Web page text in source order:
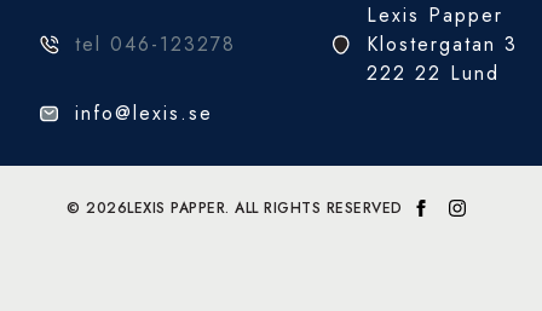
tel 046-123278
Lexis Papper
Klostergatan 3
222 22 Lund
info@lexis.se
© 2026LEXIS PAPPER. ALL RIGHTS RESERVED